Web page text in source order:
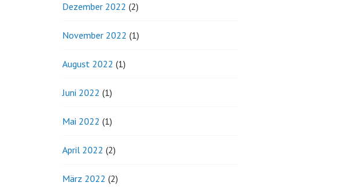
Dezember 2022 (2)
November 2022 (1)
August 2022 (1)
Juni 2022 (1)
Mai 2022 (1)
April 2022 (2)
März 2022 (2)